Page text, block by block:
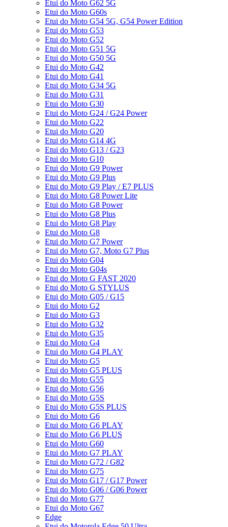
Etui do Moto G62 5G
Etui do Moto G60s
Etui do Moto G54 5G, G54 Power Edition
Etui do Moto G53
Etui do Moto G52
Etui do Moto G51 5G
Etui do Moto G50 5G
Etui do Moto G42
Etui do Moto G41
Etui do Moto G34 5G
Etui do Moto G31
Etui do Moto G30
Etui do Moto G24 / G24 Power
Etui do Moto G22
Etui do Moto G20
Etui do Moto G14 4G
Etui do Moto G13 / G23
Etui do Moto G10
Etui do Moto G9 Power
Etui do Moto G9 Plus
Etui do Moto G9 Play / E7 PLUS
Etui do Moto G8 Power Lite
Etui do Moto G8 Power
Etui do Moto G8 Plus
Etui do Moto G8 Play
Etui do Moto G8
Etui do Moto G7 Power
Etui do Moto G7, Moto G7 Plus
Etui do Moto G04
Etui do Moto G04s
Etui do Moto G FAST 2020
Etui do Moto G STYLUS
Etui do Moto G05 / G15
Etui do Moto G2
Etui do Moto G3
Etui do Moto G32
Etui do Moto G35
Etui do Moto G4
Etui do Moto G4 PLAY
Etui do Moto G5
Etui do Moto G5 PLUS
Etui do Moto G55
Etui do Moto G56
Etui do Moto G5S
Etui do Moto G5S PLUS
Etui do Moto G6
Etui do Moto G6 PLAY
Etui do Moto G6 PLUS
Etui do Moto G60
Etui do Moto G7 PLAY
Etui do Moto G72 / G82
Etui do Moto G75
Etui do Moto G17 / G17 Power
Etui do Moto G06 / G06 Power
Etui do Moto G77
Etui do Moto G67
Edge